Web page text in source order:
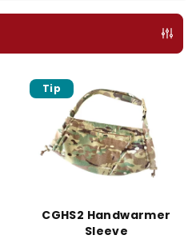
Tip
CGHS2 Handwarmer
Sleeve